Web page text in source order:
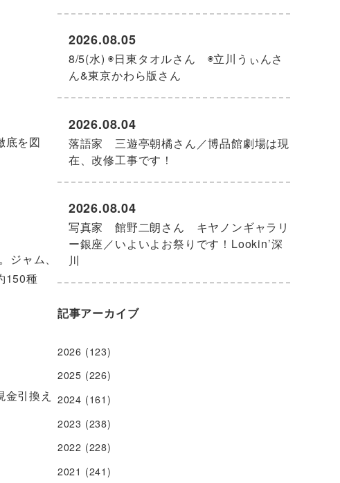
底を図
ャム、
150種
引換え
8/5(水) ◉日東タオルさん ◉立川うぃんさ
ん&東京かわら版さん
2026.08.05
落語家 三遊亭朝橘さん／博品館劇場は現
在、改修工事です！
2026.08.04
写真家 館野二朗さん キヤノンギャラリ
ー銀座／いよいよお祭りです！Lookin’深
川
2026.08.04
記事アーカイブ
2026 (123)
2025 (226)
2024 (161)
2023 (238)
2022 (228)
2021 (241)